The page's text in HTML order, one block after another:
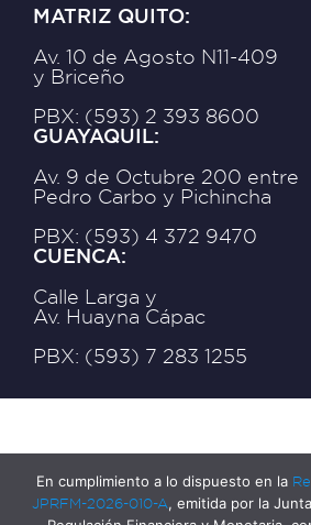
MATRIZ QUITO:
Av. 10 de Agosto N11-409
y Briceño
PBX: (593) 2 393 8600
GUAYAQUIL:
Av. 9 de Octubre 200 entre
Pedro Carbo y Pichincha
PBX: (593) 4 372 9470
CUENCA:
Calle Larga y
Av. Huayna Cápac
PBX: (593) 7 283 1255
En cumplimiento a lo dispuesto en la
JPRFM-2026-010-A, emitida por la